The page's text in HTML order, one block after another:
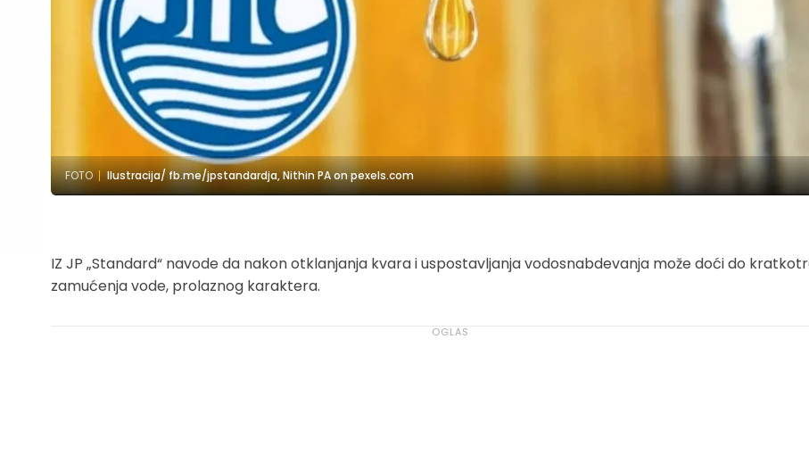
FOTO Ilustracija/ fb.me/jpstandardja, Nithin PA on pexels.com
IZ JP „Standard“ navode da nakon otklanjanja kvara i uspostavljanja vodosnabdevanja može doći do
zamućenja vode, prolaznog karaktera.